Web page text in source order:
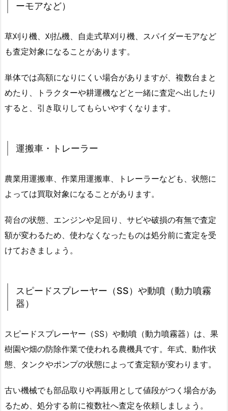
ーモアなど）
草刈り機、刈払機、自走式草刈り機、スパイダーモアなど
も査定対象になることがあります。
単体では高額になりにくい場合がありますが、複数台まと
めたり、トラクターや耕運機などと一緒に査定へ出したり
すると、引き取りしてもらいやすくなります。
運搬車・トレーラー
農業用運搬車、作業用運搬車、トレーラーなども、状態に
よっては買取対象になることがあります。
荷台の状態、エンジンや足回り、サビや破損の有無で査定
額が変わるため、使わなくなったものは処分前に査定を受
けておきましょう。
スピードスプレーヤー（SS）や動噴（動力噴霧
器）
スピードスプレーヤー（SS）や動噴（動力噴霧器）は、果
樹園や畑の防除作業で使われる農機具です。年式、動作状
態、タンクやポンプの状態によって査定額が変わります。
古い機械でも部品取りや再販用として値段がつく場合があ
るため、処分する前に複数社へ査定を依頼しましょう。